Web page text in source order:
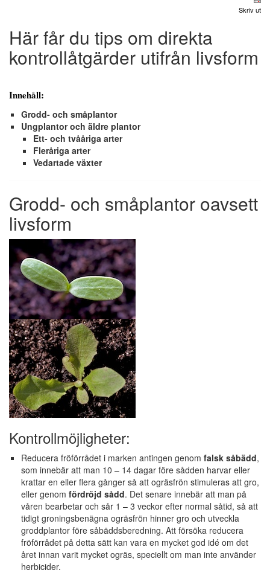
Skriv ut
Här får du tips om direkta
kontrollåtgärder utifrån livsform
Innehåll:
Grodd- och småplantor
Ungplantor och äldre plantor
Ett- och tvååriga arter
Fleråriga arter
Vedartade växter
Grodd- och småplantor oavsett
livsform
Kontrollmöjligheter:
Reducera fröförrådet i marken antingen genom falsk såbädd,
som innebär att man 10 – 14 dagar före sådden harvar eller
krattar en eller flera gånger så att ogräsfrön stimuleras att gro,
eller genom fördröjd sådd. Det senare innebär att man på
våren bearbetar och sår 1 – 3 veckor efter normal såtid, så att
tidigt groningsbenägna ogräsfrön hinner gro och utveckla
groddplantor före såbäddsberedning. Att försöka reducera
fröförrådet på detta sätt kan vara en mycket god idé om det
året innan varit mycket ogräs, speciellt om man inte använder
herbicider.